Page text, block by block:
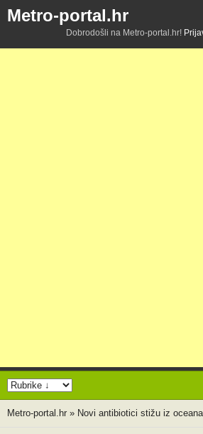
Metro-portal.hr
Dobrodošli na Metro-portal.hr!
Metro-portal.hr » Novi antibiotici stižu iz